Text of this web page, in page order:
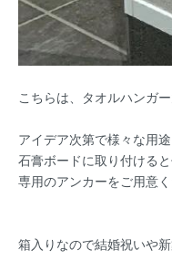
こちらは、タオルハンガー
アイデア次第で様々な用
石膏ボードに取り付ける
専用のアンカーをご用意
箱入りなので結婚祝いや